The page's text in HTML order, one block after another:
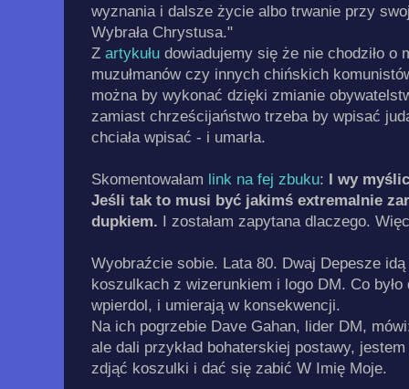
wyznania i dalsze życie albo trwanie przy
Wybrała Chrystusa."
Z artykułu dowiadujemy się że nie chodziło o
muzułmanów czy innych chińskich
można by wykonać dzięki zmianie
zamiast chrześcijaństwo trzeba by wpisać
chciała wpisać - i umarła.
Skomentowałam link na fej zbuku: I wy
Jeśli tak to musi być jakimś extremalnie
dupkiem. I zostałam zapytana dlaczego.
Wyobraźcie sobie. Lata 80. Dwaj Depesze
koszulkach z wizerunkiem i logo DM. Co
wpierdol, i umierają w konsekwencji.
Na ich pogrzebie Dave Gahan, lider DM,
ale dali przykład bohaterskiej postawy,
zdjąć koszulki i dać się zabić W Imię Moje.